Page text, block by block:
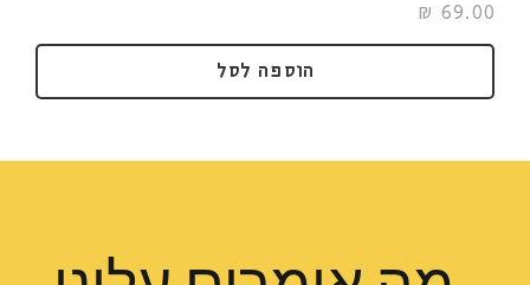
מחיר
הוספה לסל